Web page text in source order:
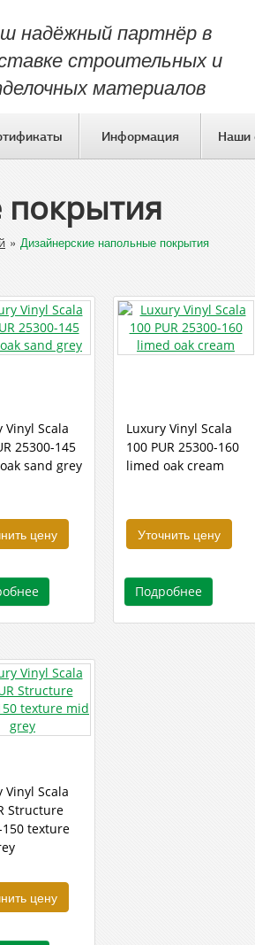
надёжный партнёр в
строительных и
материалов
Информация Наши
покрытия
» Дизайнерские напольные покрытия
Vinyl Scala
25300-145
sand grey
цену
Luxury Vinyl Scala
100 PUR 25300-160
limed oak cream
Уточнить цену
Подробнее
Vinyl Scala
Structure
150 texture
цену